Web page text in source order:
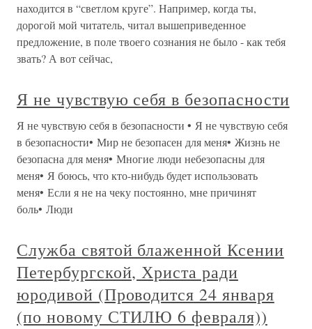
находится в “светлом круге”. Например, когда ты,
дорогой мой читатель, читал вышеприведенное
предложение, в поле твоего сознания не было - как тебя
звать? А вот сейчас,
Я не чувствую себя в безопасности
Я не чувствую себя в безопасности • Я не чувствую себя
в безопасности• Мир не безопасен для меня• Жизнь не
безопасна для меня• Многие люди небезопасны для
меня• Я боюсь, что кто-нибудь будет использовать
меня• Если я не на чеку постоянно, мне причинят
боль• Люди
Служба святой блаженной Ксении
Петербургской, Христа ради
юродивой (Проводится 24 января
(по новому СТИЛЮ 6 февраля))